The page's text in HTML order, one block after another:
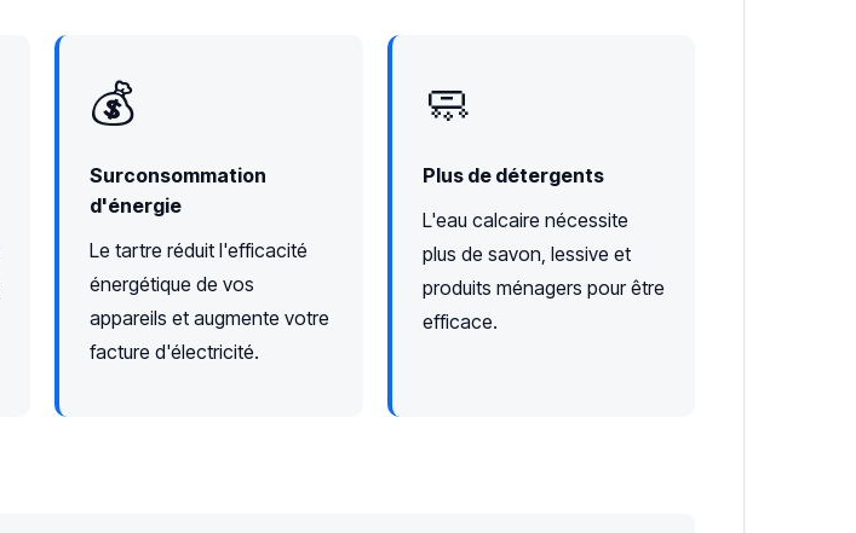
💰
Surconsommation
d'énergie
Le tartre réduit l'efficacité
énergétique de vos
appareils et augmente votre
facture d'électricité.
🧼
Plus de détergents
L'eau calcaire nécessite
plus de savon, lessive et
produits ménagers pour être
efficace.